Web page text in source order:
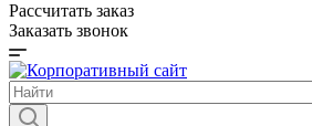
Рассчитать заказ
Заказать звонок